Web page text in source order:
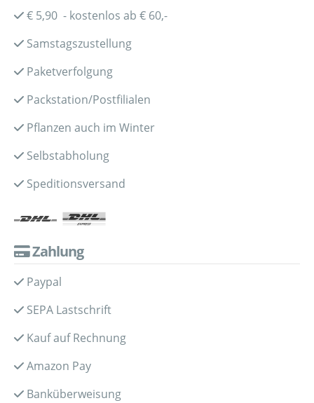
€ 5,90 - kostenlos ab € 60,-
Samstagszustellung
Paketverfolgung
Packstation/Postfilialen
Pflanzen auch im Winter
Selbstabholung
Speditionsversand
Zahlung
Paypal
SEPA Lastschrift
Kauf auf Rechnung
Amazon Pay
Banküberweisung